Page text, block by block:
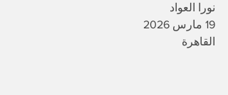
نورا العواد
19 مارس 2026
القاهرة